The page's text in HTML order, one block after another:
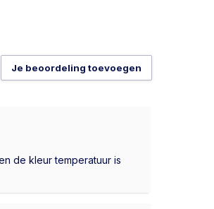
Je beoordeling toevoegen
de kleur temperatuur is